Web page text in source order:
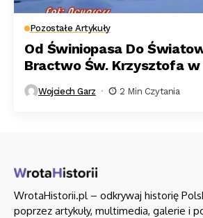
Pozostałe Artykuły
Od Świniopasa Do
Bractwo Św. Krzysztofa w
Wojciech Garz 2 Min Czytania
WrotaHistorii.pl – odkrywaj historię
poprzez artykuły, multimedia, galerie i